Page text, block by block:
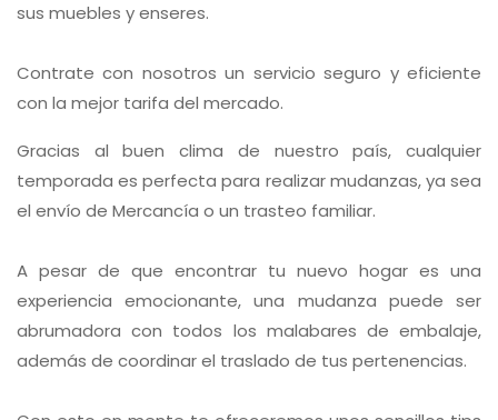
sus muebles y enseres.
Contrate con nosotros un servicio seguro y eficiente
con la mejor tarifa del mercado.
Gracias al buen clima de nuestro país, cualquier
temporada es perfecta para realizar mudanzas, ya sea
el envío de Mercancía o un trasteo familiar.
A pesar de que encontrar tu nuevo hogar es una
experiencia emocionante, una mudanza puede ser
abrumadora con todos los malabares de embalaje,
además de coordinar el traslado de tus pertenencias.